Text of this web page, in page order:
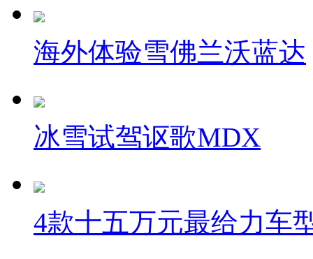
海外体验雪佛兰沃蓝达
冰雪试驾讴歌MDX
4款十五万元最给力车